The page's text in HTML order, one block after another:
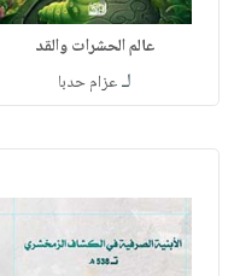
عالم الحشرات والقد
لـعزام حدبا